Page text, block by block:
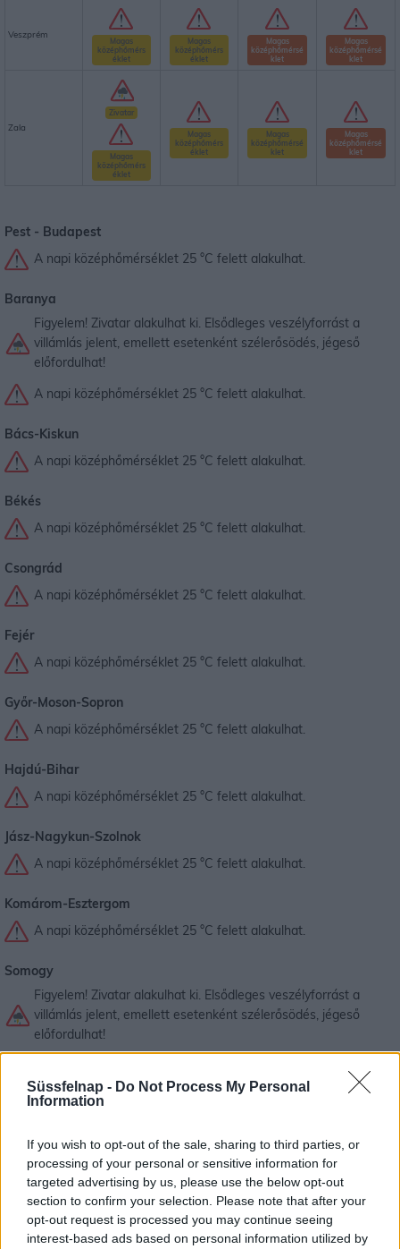
Süssfelnap - Do Not Process My Personal
Information
If you wish to opt-out of the sale, sharing to third parties, or
processing of your personal or sensitive information for
targeted advertising by us, please use the below opt-out
section to confirm your selection. Please note that after your
opt-out request is processed you may continue seeing
interest-based ads based on personal information utilized by
Veszprém
Magas
középhőmérs
éklet
Magas
középhőmérs
éklet
Magas
középhőmérsé
klet
Magas
középhőmérsé
klet
Zala
Zivatar
Magas
középhőmérs
éklet
Magas
középhőmérs
éklet
Magas
középhőmérsé
klet
Magas
középhőmérsé
klet
Pest - Budapest
A napi középhőmérséklet 25 °C felett alakulhat.
Baranya
Figyelem! Zivatar alakulhat ki. Elsődleges veszélyforrást a
villámlás jelent, emellett esetenként szélerősödés, jégeső
előfordulhat!
A napi középhőmérséklet 25 °C felett alakulhat.
Bács-Kiskun
A napi középhőmérséklet 25 °C felett alakulhat.
Békés
A napi középhőmérséklet 25 °C felett alakulhat.
Csongrád
A napi középhőmérséklet 25 °C felett alakulhat.
Fejér
A napi középhőmérséklet 25 °C felett alakulhat.
Győr-Moson-Sopron
A napi középhőmérséklet 25 °C felett alakulhat.
Hajdú-Bihar
A napi középhőmérséklet 25 °C felett alakulhat.
Jász-Nagykun-Szolnok
A napi középhőmérséklet 25 °C felett alakulhat.
Komárom-Esztergom
A napi középhőmérséklet 25 °C felett alakulhat.
Somogy
Figyelem! Zivatar alakulhat ki. Elsődleges veszélyforrást a
villámlás jelent, emellett esetenként szélerősödés, jégeső
előfordulhat!
Szabolcs-Szatmár-Bereg
Tolna
A napi középhőmérséklet 25 °C felett alakulhat.